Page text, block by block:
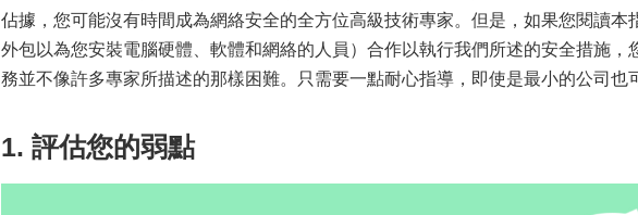
佔據，您可能沒有時間成為網絡安全的全方位高級技術專家。但是，如果您閱讀本
外包以為您安裝電腦硬體、軟體和網絡的人員）合作以執行我們所述的安全措施，
務並不像許多專家所描述的那樣困難。只需要一點耐心指導，即使是最小的公司也
1. 評估您的弱點